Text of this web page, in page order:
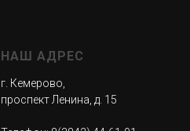
НАШ АДРЕС
г. Кемерово,
проспект Ленина, д. 15